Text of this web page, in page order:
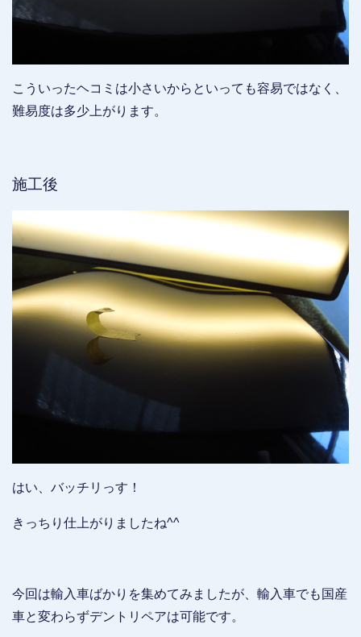
こういったヘコミは小さいからといっても容易ではなく、
難易度は多少上がります。
施工後
はい、バッチリっす！
きっちり仕上がりましたね^^
今回は輸入車ばかりを集めてみましたが、輸入車でも国産
車と変わらずデントリペアは可能です。